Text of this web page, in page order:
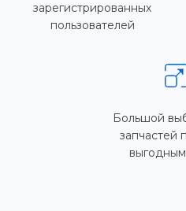
зарегистрированных
пользователей
Большой
запчастей